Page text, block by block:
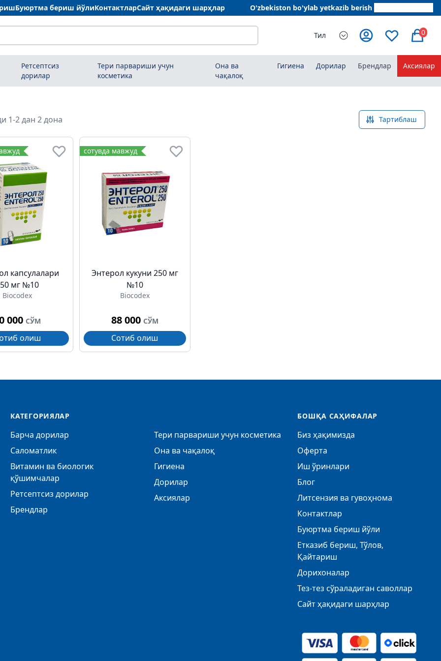
Буюртма бериш йўлиКонтактларСайт ҳақидаги шарҳлар O'zbekiston bo'ylab yetkazib berish
Тил 0
Ретсептсиз
дорилар
Тери парвариши учун
косметика
Она ва
чақалоқ
Гигиена Дорилар Брендлар Аксиялар
1-2 дан 2 дона Тартиблаш
капсулалари
мг №10
Biocodex
000 СЎМ
олиш
сотувда мавжуд
Энтерол кукуни 250 мг
№10
Biocodex
88 000 СЎМ
Сотиб олиш
КАТЕГОРИЯЛАР
Барча дорилар
Саломатлик
Витамин ва биологик
қўшимчалар
Ретсептсиз дорилар
Брендлар
Тери парвариши учун косметика
Она ва чақалоқ
Гигиена
Дорилар
Аксиялар
БОШҚА САҲИФАЛАР
Биз ҳақимизда
Оферта
Иш ўринлари
Блог
Литсензия ва гувоҳнома
Контактлар
Буюртма бериш йўли
Етказиб бериш, Тўлов,
Қайтариш
Дорихоналар
Тез-тез сўраладиган саволлар
Сайт ҳақидаги шарҳлар